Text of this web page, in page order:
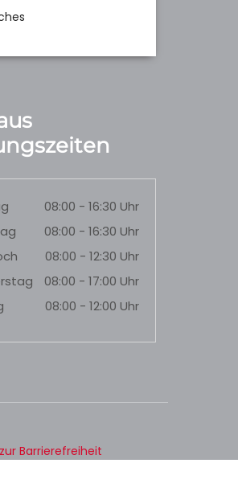
08:00 - 16:30 Uhr
08:00 - 16:30 Uhr
08:00 - 12:30 Uhr
08:00 - 17:00 Uhr
08:00 - 12:00 Uhr
Barrierefreiheit